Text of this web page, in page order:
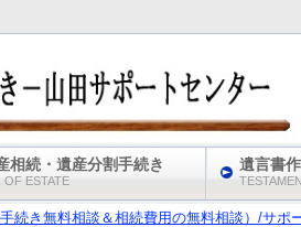
続き無料相談＆相続費用の無料相談）/サポ
相続・遺産分割手続き
OF ESTATE
遺言書